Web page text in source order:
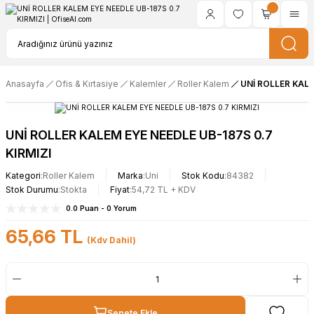
Anasayfa Ofis & Kırtasiye Kalemler Roller Kalem UNİ ROLLER
UNİ ROLLER KALEM EYE NEEDLE UB-187S 0.7
KIRMIZI
Kategori Roller Kalem Marka Uni Stok Kodu 84382
Stok Durumu Stokta Fiyat 54,72 TL + KDV
0.0 Puan - 0 Yorum
65,66 TL (Kdv Dahil)